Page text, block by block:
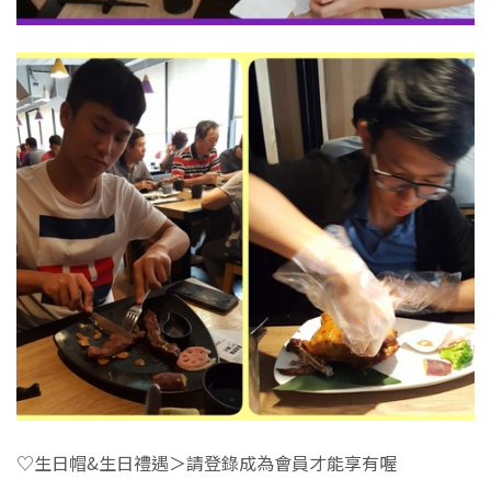
♡生日帽&生日禮遇＞請登錄成為會員才能享有喔